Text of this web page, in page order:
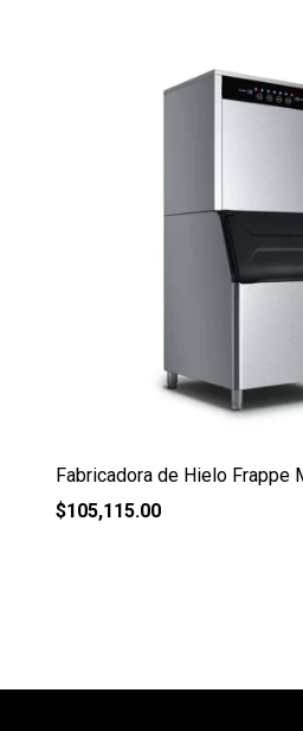
Fabricadora de Hielo Frappe
$105,115.00